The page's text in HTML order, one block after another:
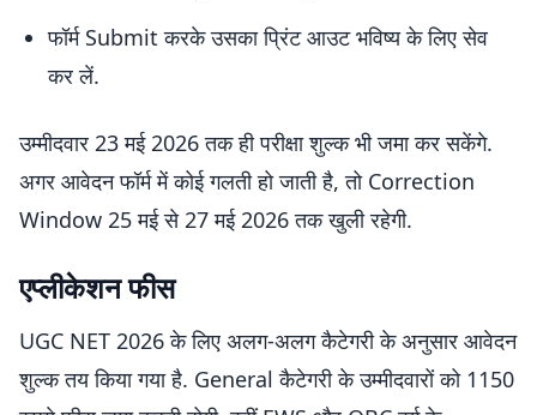
फॉर्म Submit करके उसका प्रिंट आउट भविष्य के लिए सेव
कर लें.
उम्मीदवार 23 मई 2026 तक ही परीक्षा शुल्क भी जमा कर सकेंगे.
अगर आवेदन फॉर्म में कोई गलती हो जाती है, तो Correction
Window 25 मई से 27 मई 2026 तक खुली रहेगी.
एप्लीकेशन फीस
UGC NET 2026 के लिए अलग-अलग कैटेगरी के अनुसार आवेदन
शुल्क तय किया गया है. General कैटेगरी के उम्मीदवारों को 1150